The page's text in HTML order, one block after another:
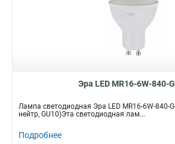
Эра LED MR16-6W-840-
Лампа светодиодная Эра LED MR16-6W-840-
нейтр, GU10)Эта светодиодная лам...
Подробнее